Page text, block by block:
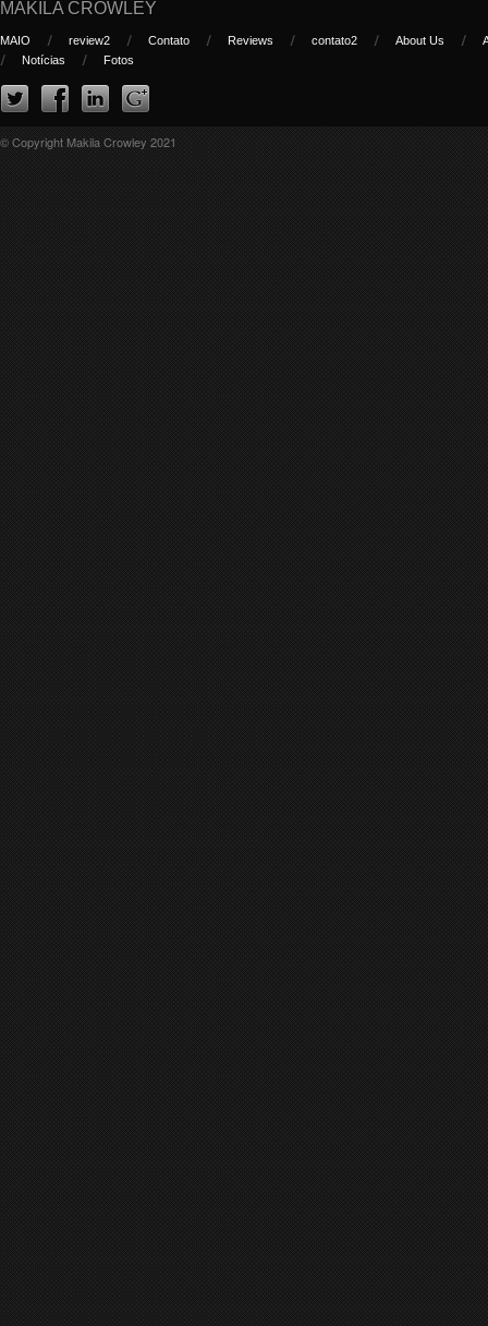
MAKILA CROWLEY
MAIO review2 Contato Reviews contato2 About Us
Notícias
Fotos
© Copyright Makila Crowley 2021